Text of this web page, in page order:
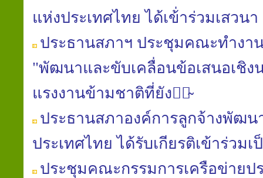
แห่ง​ประเทศไทย​ ได้เข้่าร่วมเสวนา
ประธานสภาฯ ประชุมคณะทำ​งา
"พัฒนา​และ​ขับเคลื่อน​ข้อเสนอ​เชิง​
แรงงาน​ข้ามชาติ​ที่​ยัง​มิ̴
ประธาน​สภา​องค์การ​ลูกจ้าง​พัฒน
ประเทศไทย​ ได้​รับ​เกียรติ​เข้าร่วม​เ
ประชุมคณะกรรมการเครือข่าย